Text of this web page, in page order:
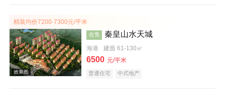
效果图
精装均价7200-7300元/平米
在售 秦皇山水天城
海港 建面 61-130㎡
6500 元/平米
普通住宅 中式地产